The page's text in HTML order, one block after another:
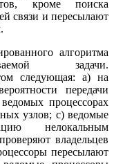
кроме поиска
связи и пересылают
алгоритма
задачи.
следующая: a) на
передачи
процессорах
узлов; c) ведомые
нелокальным
владельцев
пересылают